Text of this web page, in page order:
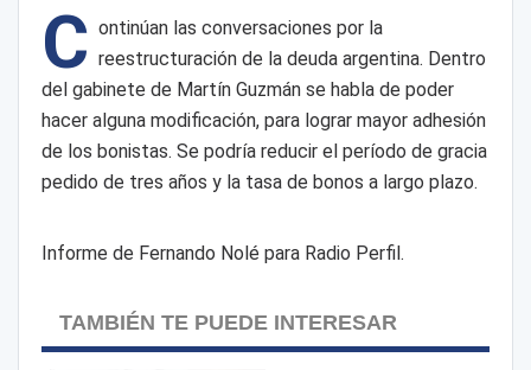
C ontinúan las conversaciones por la
reestructuración de la deuda argentina. Dentro
del gabinete de Martín Guzmán se habla de poder
hacer alguna modificación, para lograr mayor adhesión
de los bonistas. Se podría reducir el período de gracia
pedido de tres años y la tasa de bonos a largo plazo.
Informe de Fernando Nolé para Radio Perfil.
TAMBIÉN TE PUEDE INTERESAR